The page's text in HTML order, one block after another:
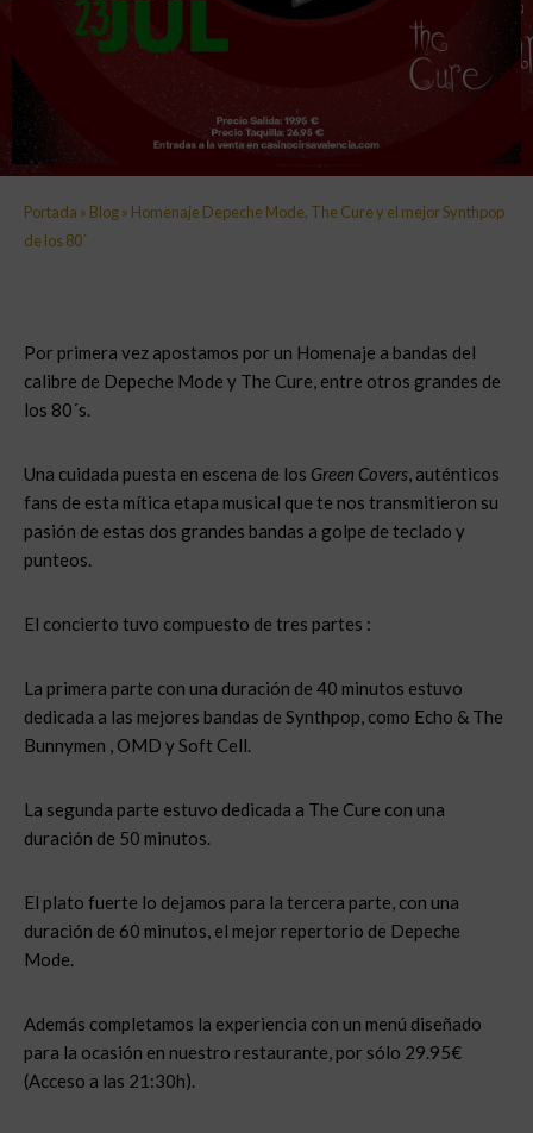
Portada » Blog» Homenaje Depeche Mode, The Cure y el mejor Synthpop
de los 80´
Por primera vez apostamos por un Homenaje a bandas del
calibre de Depeche Mode y The Cure, entre otros grandes de
los 80´s.
Una cuidada puesta en escena de los Green Covers, auténticos
fans de esta mítica etapa musical que te nos transmitieron su
pasión de estas dos grandes bandas a golpe de teclado y
punteos.
El concierto tuvo compuesto de tres partes :
La primera parte con una duración de 40 minutos estuvo
dedicada a las mejores bandas de Synthpop, como Echo & The
Bunnymen , OMD y Soft Cell.
La segunda parte estuvo dedicada a The Cure con una
duración de 50 minutos.
El plato fuerte lo dejamos para la tercera parte, con una
duración de 60 minutos, el mejor repertorio de Depeche
Mode.
Además completamos la experiencia con un menú diseñado
para la ocasión en nuestro restaurante, por sólo 29.95€
(Acceso a las 21:30h).